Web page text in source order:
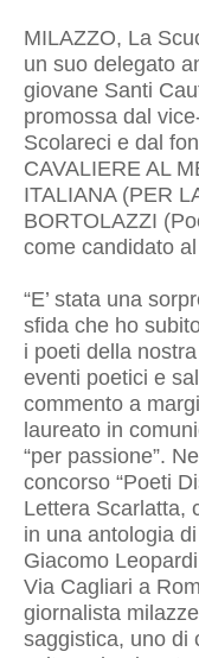
MILAZZO, La
un suo delegato
giovane Santi
promossa dal
Scolareci e dal
CAVALIERE AL
ITALIANA (PER
BORTOLAZZI
come candidato
“E’ stata una
sfida che ho
i poeti della
eventi poetici e
commento a
laureato in
“per passione”.
concorso “Poeti
Lettera Scarlatta,
in una antologia
Giacomo
Via Cagliari a
giornalista
saggistica, uno di